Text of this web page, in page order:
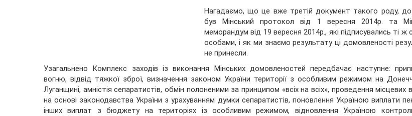
Нагадаємо, що це вже третій документ такого роду,
був Мінський протокол від 1 вересня 2014р. та
меморандум від 19 вересня 2014р., які підписувались ті ж
особами, і як ми знаємо результату ці домовленості
не принесли.
Узагальнено Комплекс заходів із виконання Мінських домовленостей передбачає наступне:
вогню, відвід тяжкої зброї, визначення законом України території з особливим режимом на
Луганщині, амністія сепаратистів, обмін полоненими за принципом «всіх на всіх», проведення місцевих
на основі законодавства України з урахуванням думки сепаратистів, поновлення Україною виплати
інших виплат з бюджету на територіях із особливим режимом, відновлення Україною